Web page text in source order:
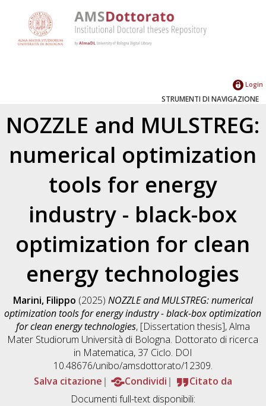
Login
STRUMENTI DI NAVIGAZIONE
NOZZLE and MULSTREG:
numerical optimization
tools for energy
industry - black-box
optimization for clean
energy technologies
Marini, Filippo (2025) NOZZLE and MULSTREG: numerical
optimization tools for energy industry - black-box optimization
for clean energy technologies, [Dissertation thesis], Alma
Mater Studiorum Università di Bologna. Dottorato di ricerca
in Matematica, 37 Ciclo. DOI
10.48676/unibo/amsdottorato/12309.
Salva citazione
Condividi
Citato da
Documenti full-text disponibili: